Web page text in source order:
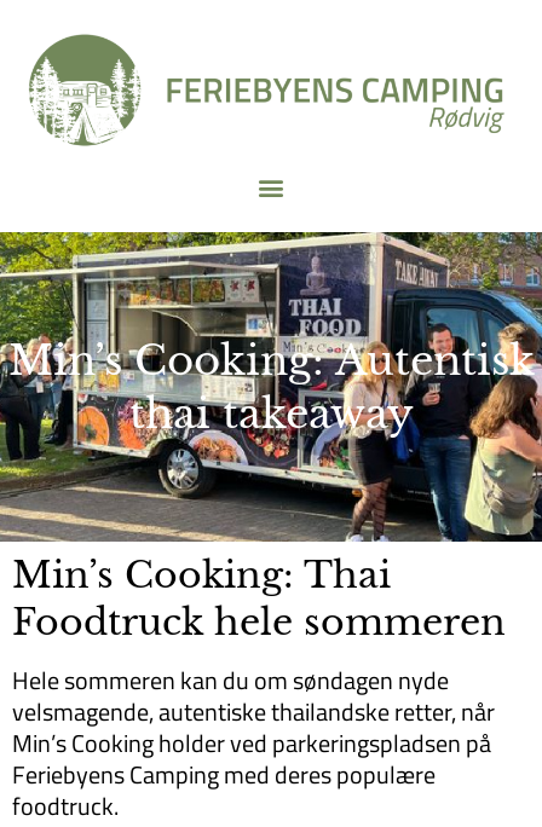
Min’s Cooking: Autentisk
thai takeaway
Min’s Cooking: Thai
Foodtruck hele sommeren
Hele sommeren kan du om søndagen nyde
velsmagende, autentiske thailandske retter, når
Min’s Cooking holder ved parkeringspladsen på
Feriebyens Camping med deres populære
foodtruck.